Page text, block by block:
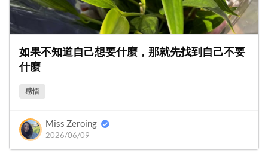
如果不知道自己想要什麼，那就先找到自己不要
什麼
感悟
Miss Zeroing
2026/06/09